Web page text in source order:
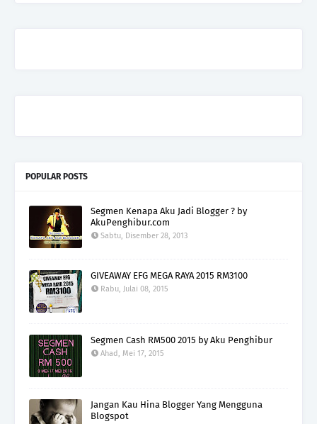
POPULAR POSTS
Segmen Kenapa Aku Jadi Blogger ? by
AkuPenghibur.com
Sabtu, Disember 28, 2013
GIVEAWAY EFG MEGA RAYA 2015 RM3100
Rabu, Julai 08, 2015
Segmen Cash RM500 2015 by Aku Penghibur
Ahad, Mei 17, 2015
Jangan Kau Hina Blogger Yang Mengguna
Blogspot